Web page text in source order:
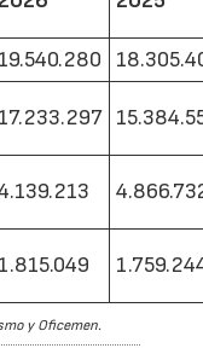
19.540.280
17.233.297
1.815.049
y Oficemen.